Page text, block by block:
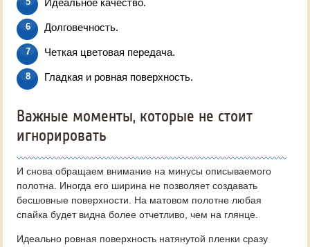
Идеальное качество.
Долговечность.
Четкая цветовая передача.
Гладкая и ровная поверхность.
Важные моменты, которые не стоит
игнорировать
И снова обращаем внимание на минусы описываемого
полотна. Иногда его ширина не позволяет создавать
бесшовные поверхности. На матовом полотне любая
спайка будет видна более отчетливо, чем на глянце.
Идеально ровная поверхность натянутой пленки сразу